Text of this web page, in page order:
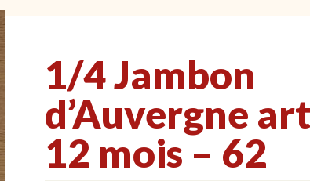
Lyonnais
1/4 Jambon
d’Auvergne
12 mois – 62